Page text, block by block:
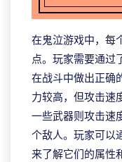
在鬼泣游戏中，每
点。玩家需要通过
在战斗中做出正确
力较高，但攻击速
一些武器则攻击速
个敌人。玩家可以
来了解它们的属性